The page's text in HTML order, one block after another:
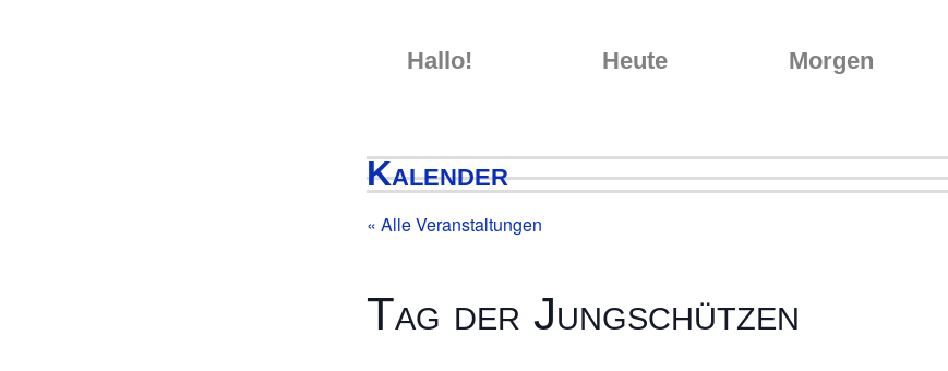
contentHallo! Heute Morgen
Kalender
« Alle Veranstaltungen
Tag der Jungschützen